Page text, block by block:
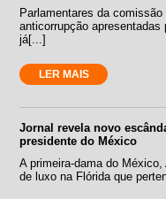
Parlamentares da
anticorrupção
já[...]
LER MAIS
Jornal revela novo
presidente do México
A primeira-dama do
de luxo na Flórida que